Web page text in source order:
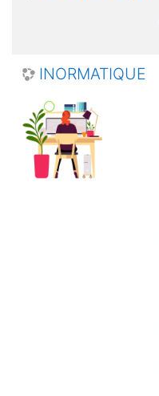
INORMATIQUE